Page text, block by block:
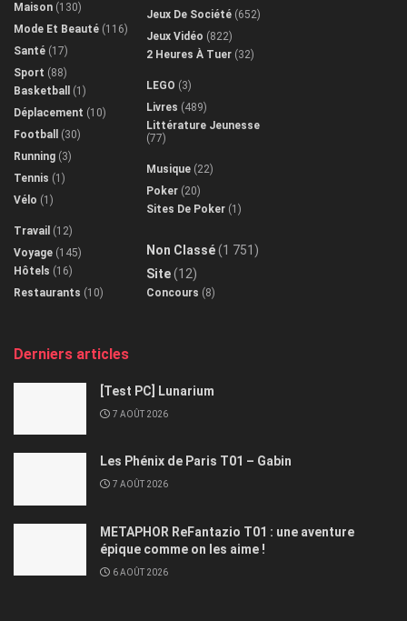
Maison (130)
Mode Et Beauté (116)
Santé (17)
Sport (88)
Basketball
(1)
Déplacement (10)
Football
(30)
Running (3)
Tennis (1)
Vélo (1)
Travail (12)
Voyage (145)
Hôtels (16)
Restaurants (10)
Jeux De Société (652)
Jeux Vidéo (822)
2 Heures À Tuer (32)
LEGO (3)
Livres (489)
Littérature Jeunesse
(77)
Musique (22)
Poker (20)
Sites De Poker (1)
Non Classé(1 751)
Site(12)
Concours (8)
Derniers articles
[Test PC] Lunarium
7 AOÛT 2026
Les Phénix de Paris T01 – Gabin
7 AOÛT 2026
METAPHOR ReFantazio T01 : une aventure
épique comme on les aime !
6 AOÛT 2026